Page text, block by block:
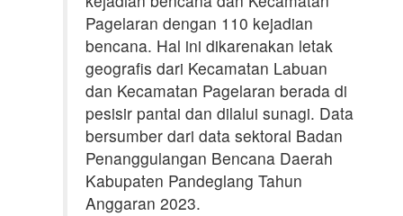
Pagelaran dengan 110 kejadian
bencana. Hal ini dikarenakan letak
geografis dari Kecamatan Labuan
dan Kecamatan Pagelaran berada di
pesisir pantai dan dilalui sunagi. Data
bersumber dari data sektoral Badan
Penanggulangan Bencana Daerah
Kabupaten Pandeglang Tahun
Anggaran 2023.